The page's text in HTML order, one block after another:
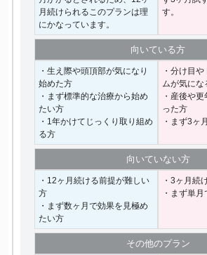
月続けられるこのプランは理
にかなっています。
す。
向いている方
・生え際や頭頂部が気になり
始めた方
・まず標準的な治療から始め
たい方
・1年かけてじっくり取り組め
る方
・分け目
ムが気にな
・産後や
った方
・まず3ヶ
向いていない方
・12ヶ月続ける前提が難しい
方
・まず数ヶ月で効果を見極め
たい方
・3ヶ月続
・まず単
その他のプラン